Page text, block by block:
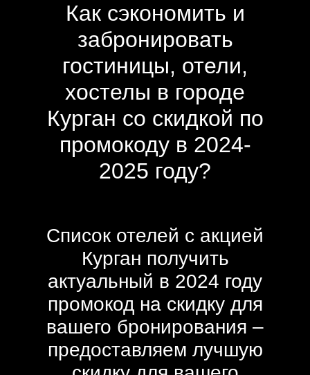
Как сэкономить и
забронировать
гостиницы, отели,
хостелы в городе
Курган со скидкой по
промокоду в 2024-
2025 году?
Список отелей с акцией
Курган получить
актуальный в 2024 году
промокод на скидку для
вашего бронирования –
предоставляем лучшую